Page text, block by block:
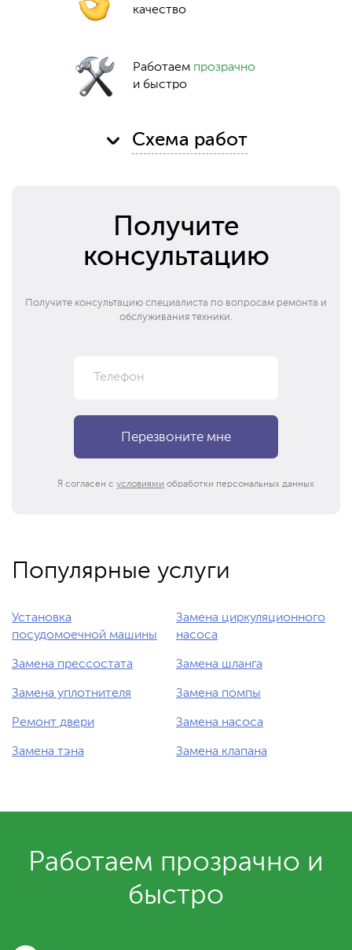
качество
Работаем прозрачно
и быстро
Схема работ
Получите
консультацию
Получите консультацию специалиста по вопросам ремонта и
обслуживания техники.
Я согласен с условиями обработки персональных данных
Популярные услуги
Установка
посудомоечной машины
Замена циркуляционного
насоса
Замена прессостата Замена шланга
Замена уплотнителя Замена помпы
Ремонт двери Замена насоса
Замена тэна Замена клапана
Работаем прозрачно и
быстро